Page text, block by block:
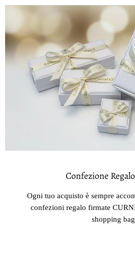
Confezione
Ogni tuo acquisto è sempre
confezioni regalo firmate
shopping